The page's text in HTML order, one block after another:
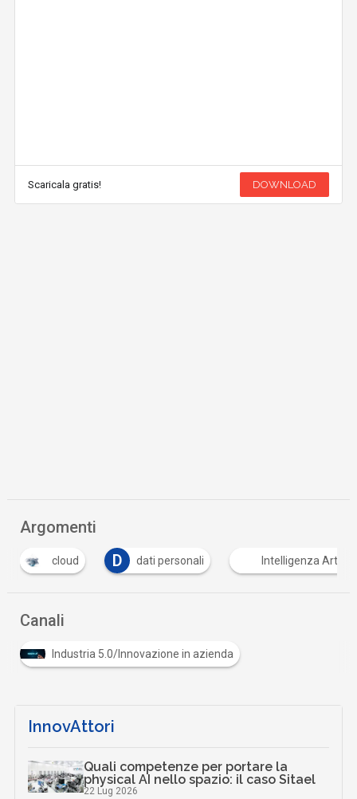
Scaricala gratis! DOWNLOAD
Argomenti
cloud D dati personali Intelligenza
Canali
Industria 5.0/Innovazione in azienda
InnovAttori
Quali competenze per portare la
physical AI nello spazio: il caso Sitael
22 Lug 2026